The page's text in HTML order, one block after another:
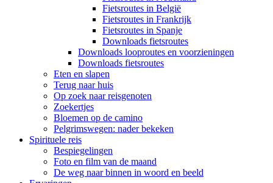
Fietsroutes in België
Fietsroutes in Frankrijk
Fietsroutes in Spanje
Downloads fietsroutes
Downloads looproutes en voorzieningen
Downloads fietsroutes
Eten en slapen
Terug naar huis
Op zoek naar reisgenoten
Zoekertjes
Bloemen op de camino
Pelgrimswegen: nader bekeken
Spirituele reis
Bespiegelingen
Foto en film van de maand
De weg naar binnen in woord en beeld